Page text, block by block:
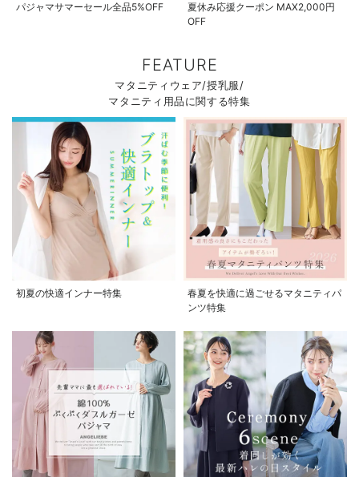
パジャマサマーセール全品5%OFF
夏休み応援クーポン MAX2,000円
OFF
FEATURE
マタニティウェア/授乳服/
マタニティ用品に関する特集
初夏の快適インナー特集
春夏を快適に過ごせるマタニティパ
ンツ特集